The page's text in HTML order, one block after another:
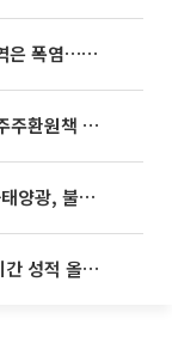
동해안은 시간당 80㎜ 폭우, 그 외 지역은 폭염…‘극과 극 날씨’
SK하이닉스, 분기배당 375원 확정…주주환원책 9월로 앞당겨 발표
美 ‘232조 하이브리드 제재’ 임박…K-태양광, 불확실성 털고 날개 다나
'개편 전 마지막 수능' D-100⋯남은 기간 성적 올릴 전략은